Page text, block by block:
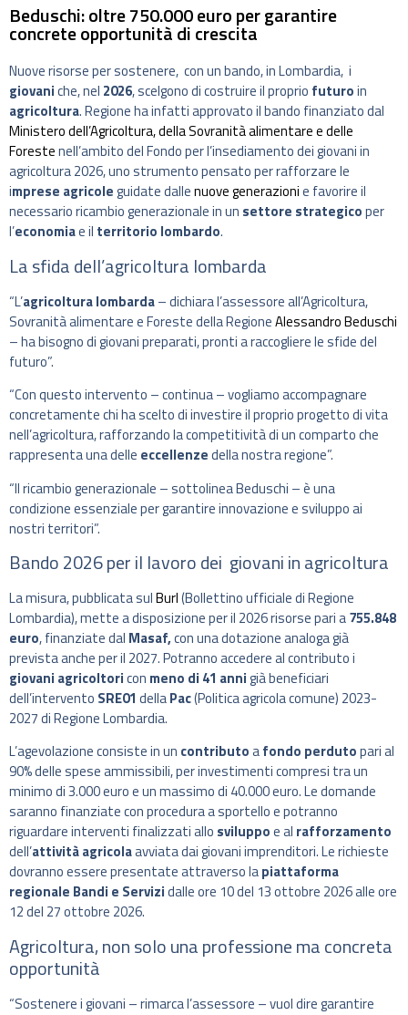
Beduschi: oltre 750.000 euro per garantire
concrete opportunità di crescita
Nuove risorse per sostenere, con un bando, in Lombardia, i
giovaniche, nel 2026, scelgono di costruire il proprio futuroin
agricoltura. Regione ha infatti approvato il bando finanziato dal
Ministero dell’Agricoltura, della Sovranità alimentare e delle
Forestenell’ambito del Fondo per l’insediamento dei giovani in
agricoltura 2026, uno strumento pensato per rafforzare le
imprese agricoleguidate dallenuove generazionie favorire il
necessario ricambio generazionale in un settore strategicoper
l’economiae il territorio lombardo.
La sfida dell’agricoltura lombarda
“L’agricoltura lombarda– dichiara l’assessore all’Agricoltura,
Sovranità alimentare e Foreste della RegioneAlessandro Beduschi
– ha bisogno di giovani preparati, pronti a raccogliere le sfide del
futuro”.
“Con questo intervento – continua – vogliamo accompagnare
concretamente chi ha scelto di investire il proprio progetto di vita
nell’agricoltura, rafforzando la competitività di un comparto che
rappresenta una delle eccellenzedella nostra regione”.
“Il ricambio generazionale – sottolinea Beduschi – è una
condizione essenziale per garantire innovazione e sviluppo ai
nostri territori”.
Bando 2026 per il lavoro dei giovani in agricoltura
La misura, pubblicata sulBurl(Bollettino ufficiale di Regione
Lombardia), mette a disposizione per il 2026 risorse pari a755.848
euro, finanziate dal Masaf,con una dotazione analoga già
prevista anche per il 2027. Potranno accedere al contributo i
giovani agricoltoricon meno di 41 annigià beneficiari
dell’intervento SRE01 dellaPac(Politica agricola comune) 2023-
2027 di Regione Lombardia.
L’agevolazione consiste in un contributoafondo perdutopari al
90% delle spese ammissibili, per investimenti compresi tra un
minimo di 3.000 euro e un massimo di 40.000 euro. Le domande
saranno finanziate con procedura a sportello e potranno
riguardare interventi finalizzati allo sviluppoe al rafforzamento
dell’attività agricolaavviata dai giovani imprenditori. Le richieste
dovranno essere presentate attraverso lapiattaforma
regionale Bandi e Servizidalle ore 10 del 13 ottobre 2026 alle ore
12 del 27 ottobre 2026.
Agricoltura, non solo una professione ma concreta
opportunità
“Sostenere i giovani – rimarca l’assessore – vuol dire garantire